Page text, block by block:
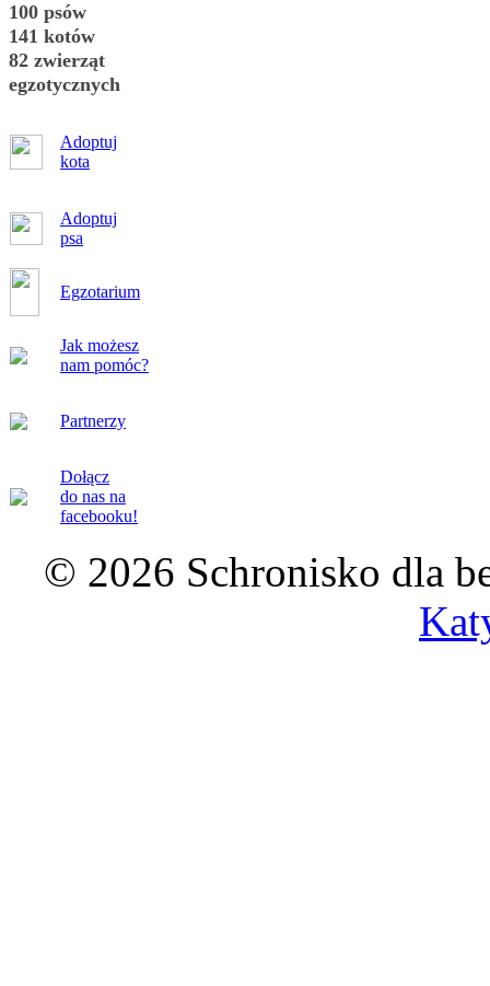
100 psów
141 kotów
82 zwierząt
egzotycznych
Adoptuj
kota
Adoptuj
psa
Egzotarium
Jak możesz
nam pomóc?
Partnerzy
Dołącz
do nas na
facebooku!
© 2026 Schronisko dla